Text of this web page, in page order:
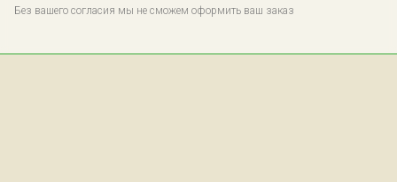
Без вашего согласия мы не сможем оформить ваш заказ